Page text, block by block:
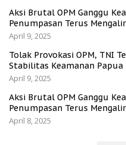
Aksi Brutal OPM Ganggu
Penumpasan Terus Mengalir
April 9, 2025
Tolak Provokasi OPM, TNI
Stabilitas Keamanan Papua
April 9, 2025
Aksi Brutal OPM Ganggu
Penumpasan Terus Mengalir
April 8, 2025